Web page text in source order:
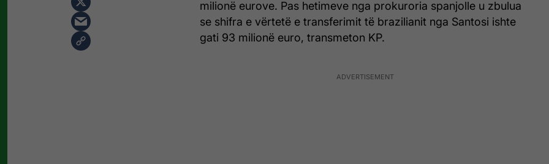
milionë eurove. Pas hetimeve nga prokuroria spanjolle u zbulua
se shifra e vërtetë e transferimit të brazilianit nga Santosi ishte
gati 93 milionë euro, transmeton KP.